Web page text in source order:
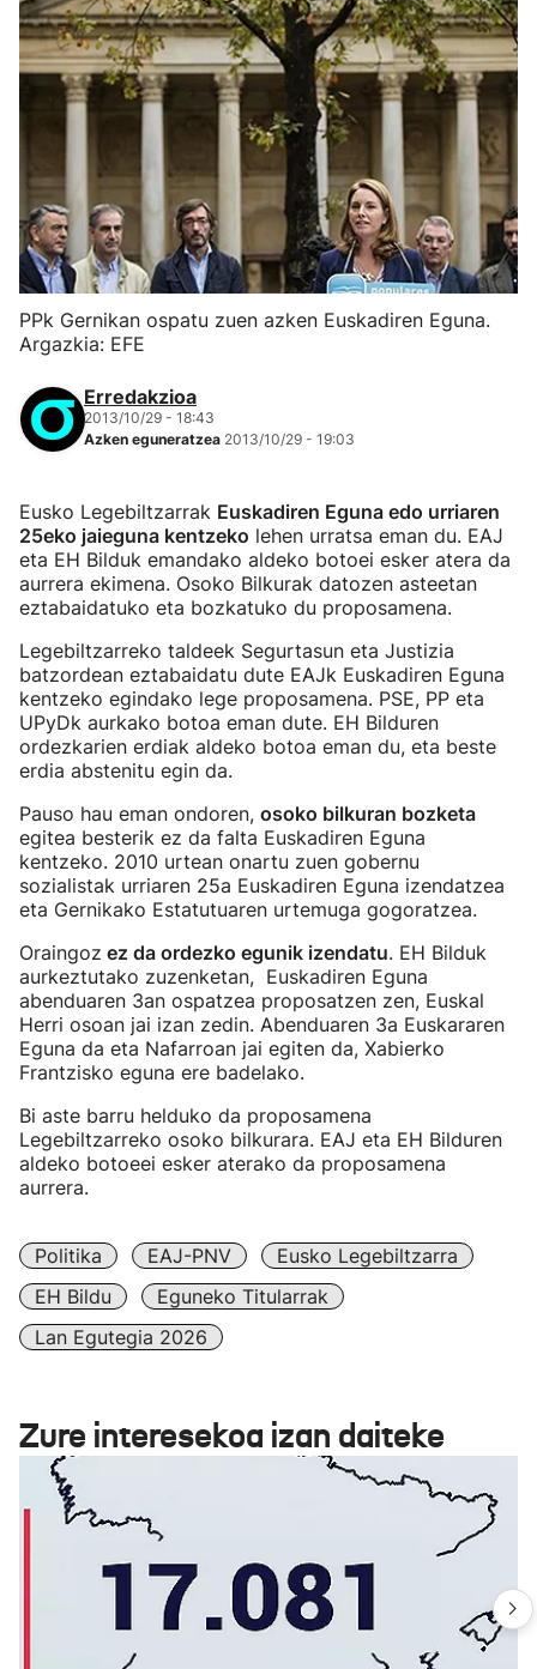
PPk Gernikan ospatu zuen azken Euskadiren Eguna.
Argazkia: EFE
Erredakzioa
2013/10/29 - 18:43
Azken eguneratzea 2013/10/29 - 19:03
Eusko Legebiltzarrak Euskadiren Eguna edo urriaren
25eko jaieguna kentzeko lehen urratsa eman du. EAJ
eta EH Bilduk emandako aldeko botoei esker atera da
aurrera ekimena. Osoko Bilkurak datozen asteetan
eztabaidatuko eta bozkatuko du proposamena.
Legebiltzarreko taldeek Segurtasun eta Justizia
batzordean eztabaidatu dute EAJk Euskadiren Eguna
kentzeko egindako lege proposamena. PSE, PP eta
UPyDk aurkako botoa eman dute. EH Bilduren
ordezkarien erdiak aldeko botoa eman du, eta beste
erdia abstenitu egin da.
Pauso hau eman ondoren, osoko bilkuran bozketa
egitea besterik ez da falta Euskadiren Eguna
kentzeko. 2010 urtean onartu zuen gobernu
sozialistak urriaren 25a Euskadiren Eguna izendatzea
eta Gernikako Estatutuaren urtemuga gogoratzea.
Oraingoz ez da ordezko egunik izendatu. EH Bilduk
aurkeztutako zuzenketan, Euskadiren Eguna
abenduaren 3an ospatzea proposatzen zen, Euskal
Herri osoan jai izan zedin. Abenduaren 3a Euskararen
Eguna da eta Nafarroan jai egiten da, Xabierko
Frantzisko eguna ere badelako.
Bi aste barru helduko da proposamena
Legebiltzarreko osoko bilkurara. EAJ eta EH Bilduren
aldeko botoeei esker aterako da proposamena
aurrera.
Politika EAJ-PNV
Eusko Legebiltzarra
EH Bildu
Eguneko Titularrak
Lan Egutegia 2026
Zure interesekoa izan daiteke